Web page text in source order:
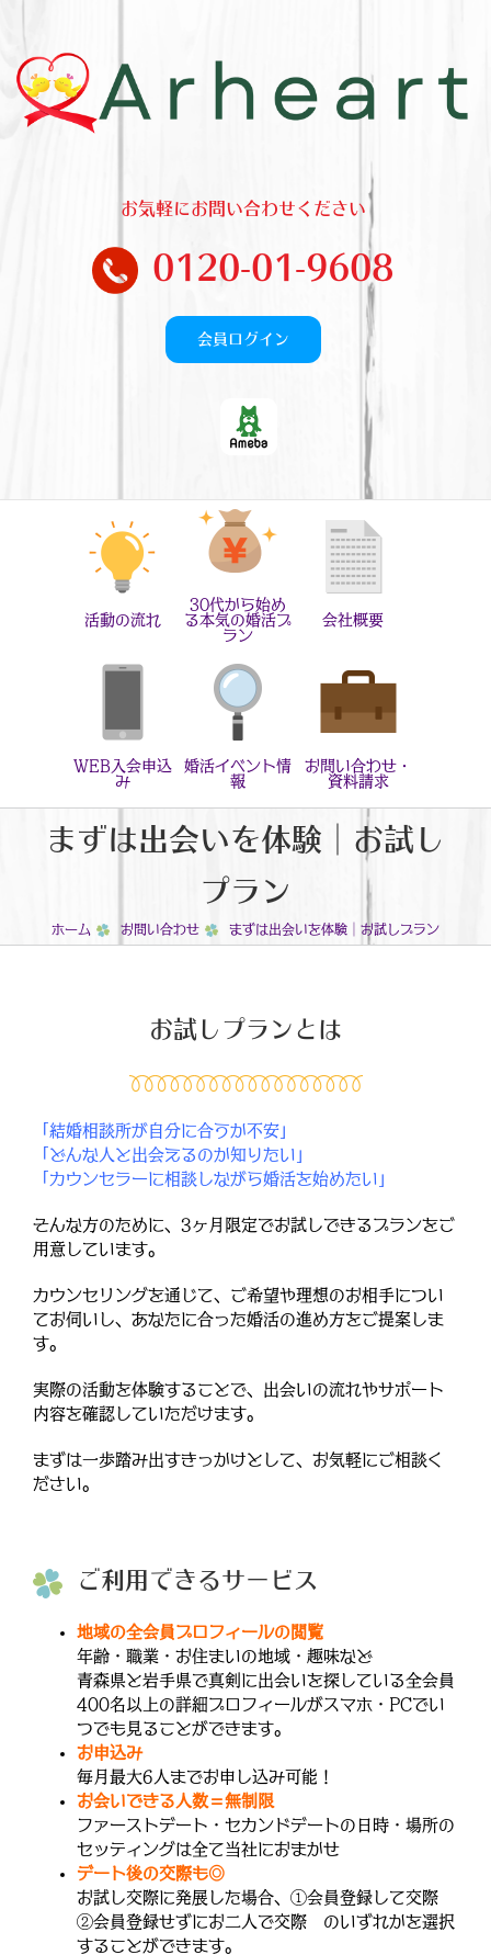
content
お気軽にお問い合わせください
0120-01-9608
会員ログイン
活動の流れ
30代から始め
る本気の婚活プ
ラン
会社概要
WEB入会申込
み
婚活イベント情
報
お問い合わせ・
資料請求
まずは出会いを体験｜お試し
プラン
ホーム お問い合わせ まずは出会いを体験｜お試しプラン
お試しプランとは
「結婚相談所が自分に合うか不安」
「どんな人と出会えるのか知りたい」
「カウンセラーに相談しながら婚活を始めたい」
そんな方のために、3ヶ月限定でお試しできるプランをご
用意しています。
カウンセリングを通じて、ご希望や理想のお相手につい
てお伺いし、あなたに合った婚活の進め方をご提案しま
す。
実際の活動を体験することで、出会いの流れやサポート
内容を確認していただけます。
まずは一歩踏み出すきっかけとして、お気軽にご相談く
ださい。
ご利用できるサービス
地域の全会員プロフィールの閲覧
年齢・職業・お住まいの地域・趣味など
青森県と岩手県で真剣に出会いを探している全会員
400名以上の詳細プロフィールがスマホ・PCでい
つでも見ることができます。
お申込み
毎月最大6人までお申し込み可能！
お会いできる人数＝無制限
ファーストデート・セカンドデートの日時・場所の
セッティングは全て当社におまかせ
デート後の交際も◎
お試し交際に発展した場合、①会員登録して交際
②会員登録せずにお二人で交際 のいずれかを選択
することができます。